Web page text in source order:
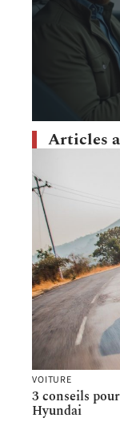
Articles
VOITURE
3 conseils
Hyundai